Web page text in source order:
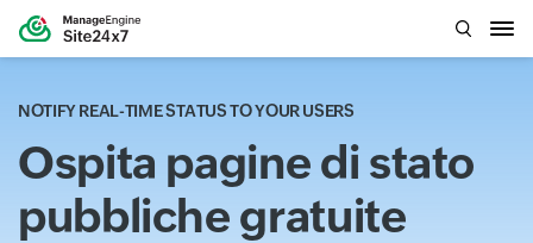
NOTIFY REAL-TIME STATUS TO YOUR USERS
Ospita pagine di stato
pubbliche gratuite